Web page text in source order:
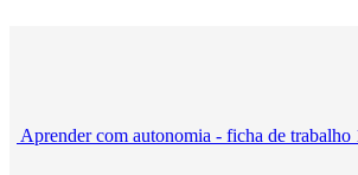
Aprender com autonomia - ficha de trabalho